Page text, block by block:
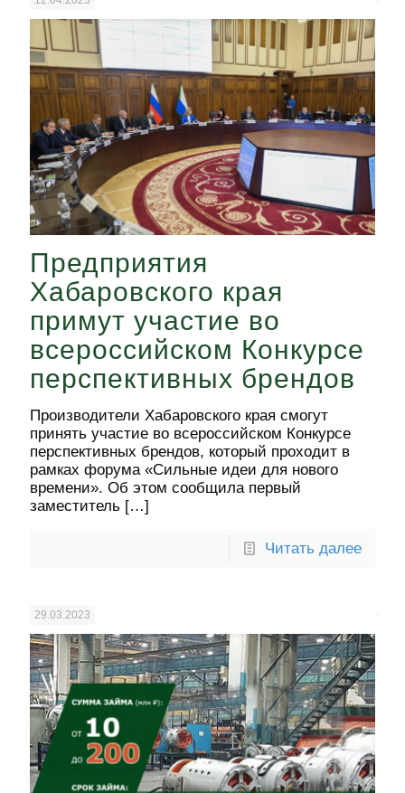
Предприятия
Хабаровского края
примут участие во
всероссийском Конкурсе
перспективных брендов
Производители Хабаровского края смогут
принять участие во всероссийском Конкурсе
перспективных брендов, который проходит в
рамках форума «Сильные идеи для нового
времени». Об этом сообщила первый
заместитель […]
Читать далее
29.03.2023